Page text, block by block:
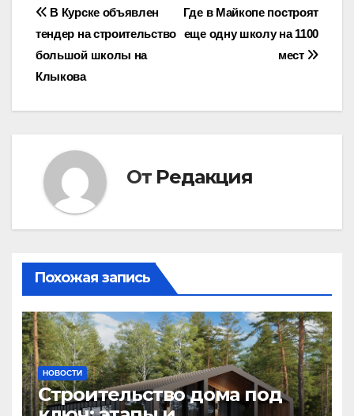
Навигация
по
записям
Где в Майкопе построят
еще одну школу на 1100
мест
В Курске объявлен
тендер на строительство
большой школы на
Клыкова
От Редакция
Похожая запись
НОВОСТИ
Строительство дома под